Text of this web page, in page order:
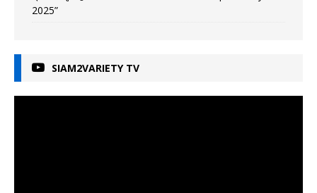
2025”
SIAM2VARIETY TV